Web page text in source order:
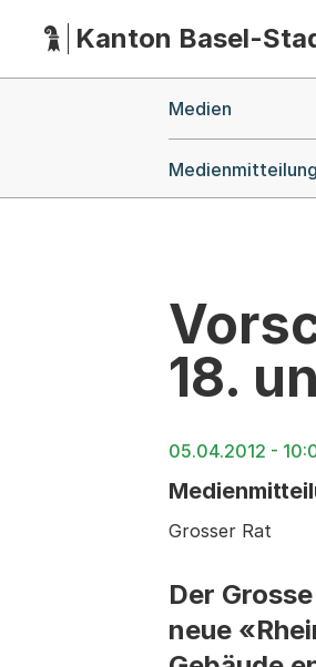
HauptnavigationKanton Basel-
Medien
18.
05.04.2012 -
Grosser Rat
Der
neue